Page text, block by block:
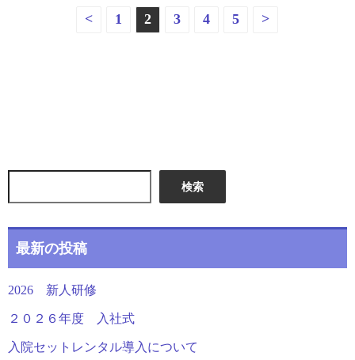
ジ
送
り
< 1 2 3 4 5 >
検索
最新の投稿
2026 新人研修
２０２６年度 入社式
入院セットレンタル導入について